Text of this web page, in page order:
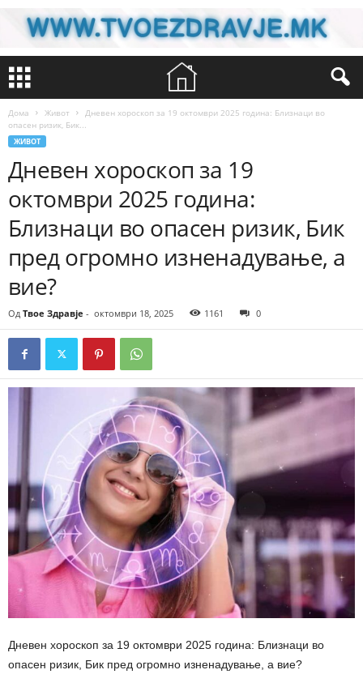
Дома Живот
Дневен хороскоп за 19 октомври 2025 година: Близнаци во
опасен ризик, Бик...
ЖИВОТ
Дневен хороскоп за 19
октомври 2025 година:
Близнаци во опасен ризик, Бик
пред огромно изненадување, а
вие?
Од Твое Здравје - октомври 18, 2025 1161 0
Дневен хороскоп за 19 октомври 2025 година: Близнаци во
опасен ризик, Бик пред огромно изненадување, а вие?